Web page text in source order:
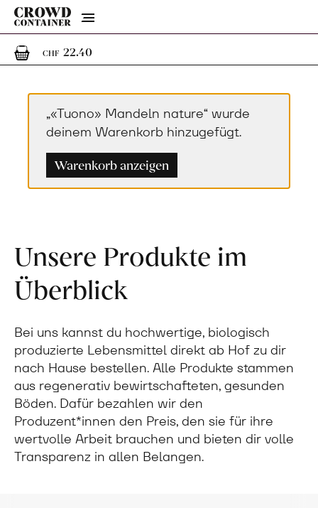
Menu
CHF 22.401 Artikel im Warenkorb
„«Tuono» Mandeln nature“ wurde
deinem Warenkorb hinzugefügt.
Warenkorb anzeigen
Unsere Produkte im
Überblick
Bei uns kannst du hochwertige, biologisch
produzierte Lebensmittel direkt ab Hof zu dir
nach Hause bestellen. Alle Produkte stammen
aus regenerativ bewirtschafteten, gesunden
Böden. Dafür bezahlen wir den
Produzent*innen den Preis, den sie für ihre
wertvolle Arbeit brauchen und bieten dir volle
Transparenz in allen Belangen.